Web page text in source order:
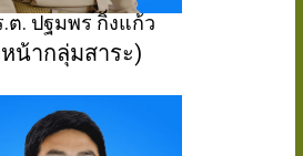
.ต. ปฐมพร กิ่งแก้ว
น้ากลุ่มสาระ)